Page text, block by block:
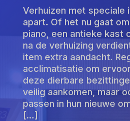
Verhuizen met speciale
apart. Of het nu gaat
piano, een antieke kast
na de verhuizing
item extra aandacht.
acclimatisatie om
deze dierbare
veilig aankomen, maar
passen in hun nieuwe
[…]